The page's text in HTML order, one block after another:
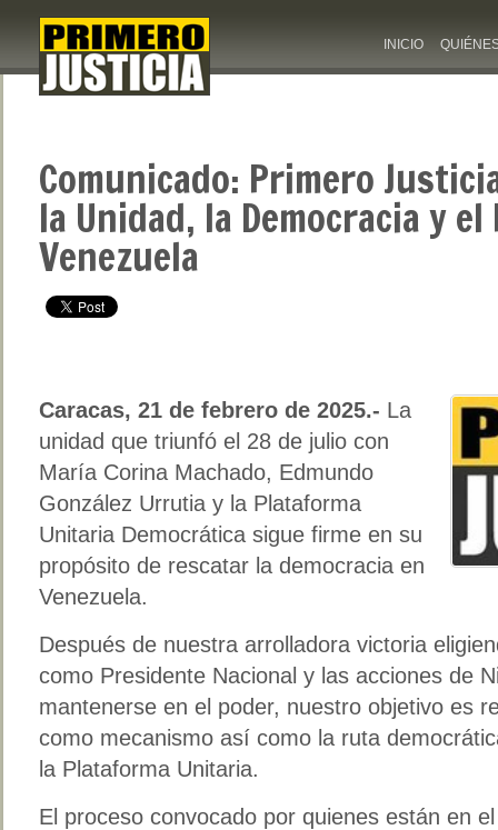
INICIO
Comunicado: Primero
la Unidad, la Democracia y el
Venezuela
Caracas, 21 de febrero de 2025.- La
unidad que triunfó el 28 de julio con
María Corina Machado, Edmundo
González Urrutia y la Plataforma
Unitaria Democrática sigue firme en su
propósito de rescatar la democracia en
Venezuela.
Después de nuestra arrolladora victoria
como Presidente Nacional y las acciones de
mantenerse en el poder, nuestro objetivo es
como mecanismo así como la ruta
la Plataforma Unitaria.
El proceso convocado por quienes están en